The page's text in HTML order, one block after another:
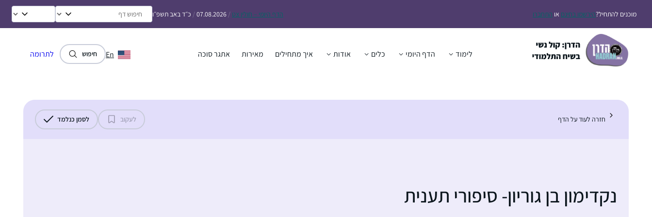
לתוכןמוכנים להתחיל?הירשמו בחינם או התחברו הדף היומי – חולין צט /
07.08.2026
/ כ״ד באב תשפ״ו
לימוד הדף היומי כלים אודות איך מתחילים מאירות אתגר סוכה En חיפוש לתרומה
חזרה לעוד על הדף לעקוב לסמן כנלמד
נקדימון בן גוריון- סיפורי תענית